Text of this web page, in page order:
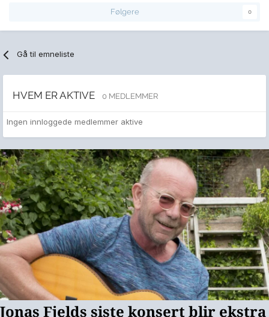
Følgere 0
Gå til emneliste
HVEM ER AKTIVE 0 MEDLEMMER
Ingen innloggede medlemmer aktive